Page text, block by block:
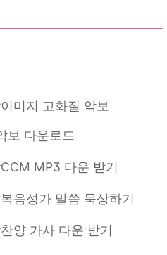
미지 고화질 악보
보 다운로드
MP3 다운 받기
음성가 말씀 묵상하기
양 가사 다운 받기